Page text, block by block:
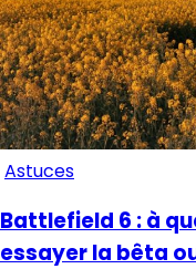
Astuces
Battlefield 6 : à
essayer la bêta